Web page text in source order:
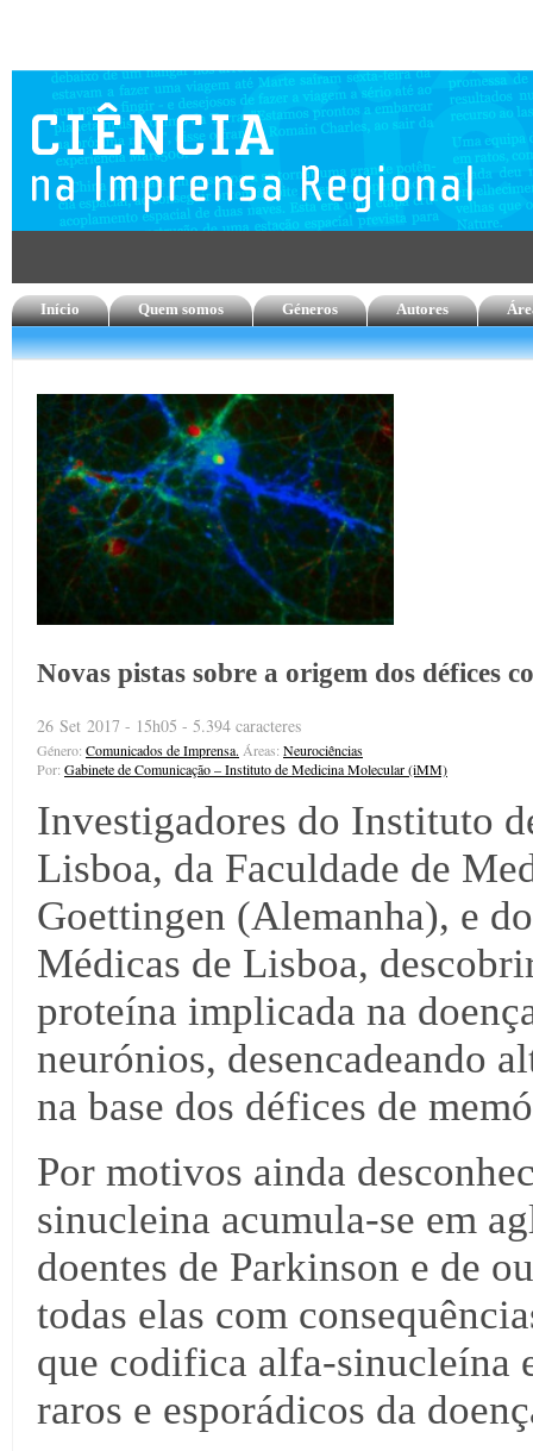
Início Quem somos Géneros Autores
Novas pistas sobre a origem dos défices
26 Set 2017 - 15h05 - 5.394 caracteres
Género: Comunicados de Imprensa. Áreas: Neurociências
Por: Gabinete de Comunicação – Instituto de Medicina Molecular (iMM)
Investigadores do Instituto
Lisboa, da Faculdade de
Goettingen (Alemanha), e
Médicas de Lisboa,
proteína implicada na
neurónios, desencadeando
na base dos défices de
Por motivos ainda
sinucleina acumula-se em
doentes de Parkinson e de
todas elas com
que codifica alfa-sinucleína
raros e esporádicos da